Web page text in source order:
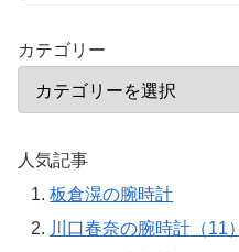
カテゴリー
人気記事
板倉滉の腕時計
川口春奈の腕時計（11）